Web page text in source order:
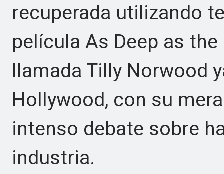
recuperada utilizando
película As Deep as
llamada Tilly Norwood
Hollywood, con su
intenso debate sobre
industria.